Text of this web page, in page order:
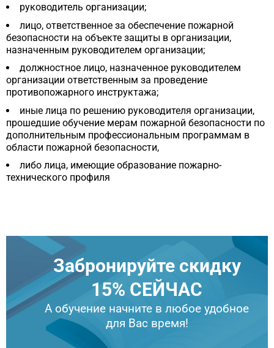
руководитель организации;
лицо, ответственное за обеспечение пожарной
безопасности на объекте защиты в организации,
назначенным руководителем организации;
должностное лицо, назначенное руководителем
организации ответственным за проведение
противопожарного инструктажа;
иные лица по решению руководителя организации,
прошедшие обучение мерам пожарной безопасности по
дополнительным профессиональным программам в
области пожарной безопасности,
либо лица, имеющие образование пожарно-
технического профиля
Забронируйте скидку
15% СЕЙЧАС
А обучение начните в любое удобное
для Вас время!